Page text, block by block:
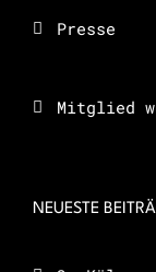
Presse
Mitglied
NEUESTE